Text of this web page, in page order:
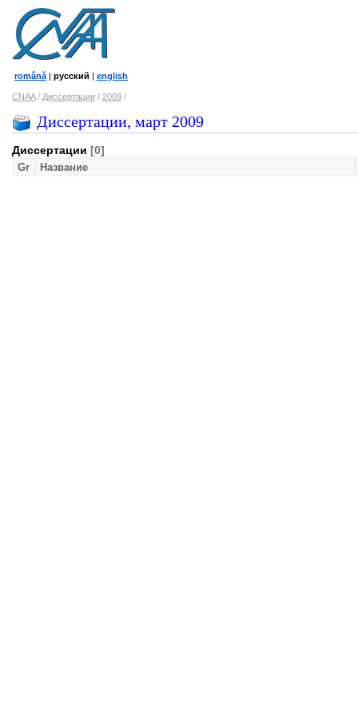
română | русский | english
CNAA/ Диссертации / 2009 /
Диссертации, март 2009
Диссертации [0]
Gr Название